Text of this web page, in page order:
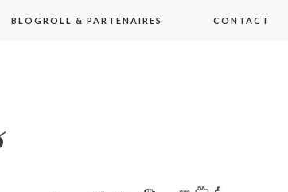
BLOGROLL & PARTENAIRES CONTACT